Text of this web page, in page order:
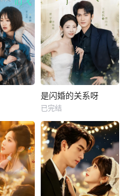
是闪婚的关系呀
已完结